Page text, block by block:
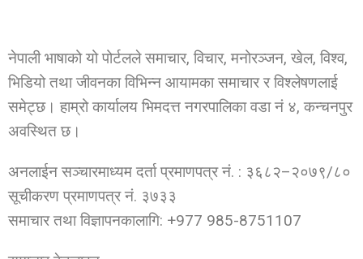
नेपाली भाषाको यो पोर्टलले समाचार, विचार, मनोरञ्जन, खेल, विश्व,
भिडियो तथा जीवनका विभिन्न आयामका समाचार र विश्लेषणलाई
समेट्छ। हाम्रो कार्यालय भिमदत्त नगरपालिका वडा नं ४, कन्चनपुर
अवस्थित छ।
अनलाईन सञ्चारमाध्यम दर्ता प्रमाणपत्र नं. : ३६८२–२०७९/८०
सूचीकरण प्रमाणपत्र नं. ३७३३
समाचार तथा विज्ञापनकालागि: +977 985-8751107